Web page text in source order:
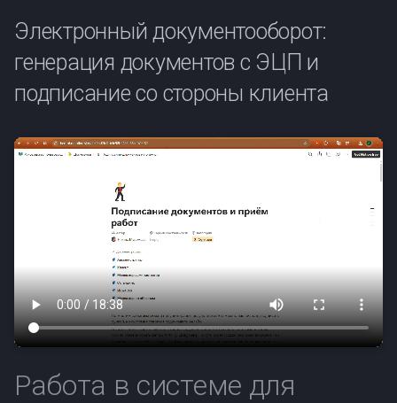
Электронный документооборот:
генерация документов с ЭЦП и
подписание со стороны клиента
Работа в системе для